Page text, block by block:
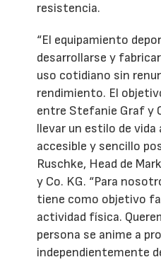
resistencia.
“El equipamiento
desarrollarse y
uso cotidiano sin
rendimiento. El
entre Stefanie Graf y
llevar un estilo de
accesible y sencillo
Ruschke, Head de
y Co. KG. “Para
tiene como objetivo
actividad física.
persona se anime a
independientemente